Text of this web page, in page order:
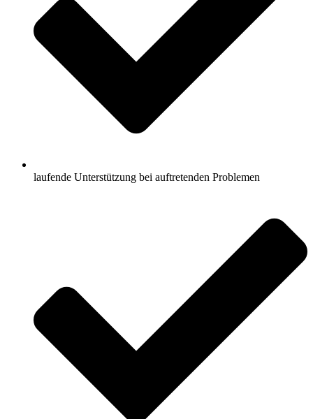
laufende Unterstützung bei auftretenden Problemen